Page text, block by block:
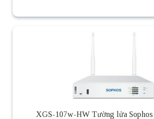
XGS-107w-HW Tường lửa